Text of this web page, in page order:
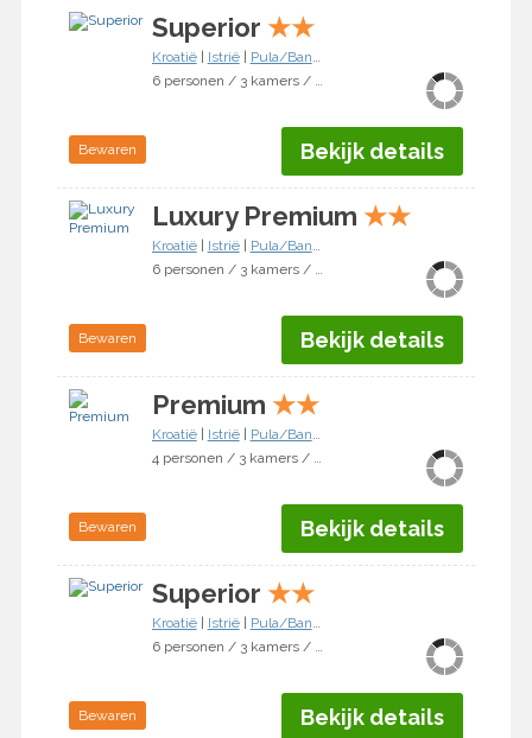
Superior ★★
Kroatië| Istrië| Pula/Banjole
6 personen / 3 kamers / 2 slaapkamers
Bewaren Bekijk details
Luxury Premium ★★
Kroatië| Istrië| Pula/Banjole
6 personen / 3 kamers / 2 slaapkamers
Bewaren Bekijk details
Premium ★★
Kroatië| Istrië| Pula/Banjole
4 personen / 3 kamers / 2 slaapkamers
Bewaren Bekijk details
Superior ★★
Kroatië| Istrië| Pula/Banjole
6 personen / 3 kamers / 2 slaapkamers
Bewaren Bekijk details